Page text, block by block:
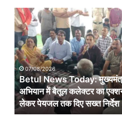
Betul
News
Today:
मुख्यमंत्री
जन-
विश्वास
अभियान
में
बैतूल
कलेक्टर
का
07/08/2026
Betul News Today:
अभियान में बैतूल कलेक्टर का
लेकर पेयजल तक दिए सख्त निर्देश